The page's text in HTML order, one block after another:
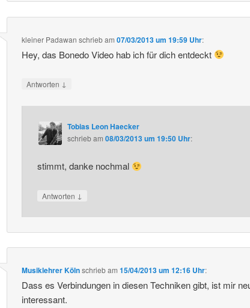
kleiner Padawan schriebam07/03/2013 um 19:59 Uhr:
Hey, das Bonedo Video hab ich für dich entdeckt
Antworten ↓
Tobias Leon Haecker
schriebam 08/03/2013 um 19:50 Uhr:
stimmt, danke nochmal
Antworten ↓
Musiklehrer Kölnschriebam15/04/2013 um 12:16 Uhr:
Dass es Verbindungen in diesen Techniken gibt, ist mir
interessant.